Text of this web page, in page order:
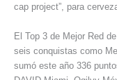
cap project”, para
El Top 3 de Mejor Red
seis conquistas como
sumó este año 336